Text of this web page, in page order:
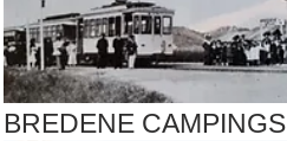
BREDENE CAMPINGS